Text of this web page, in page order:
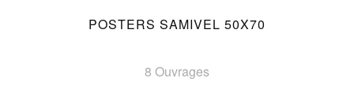
POSTERS SAMIVEL 50X70
8 Ouvrages